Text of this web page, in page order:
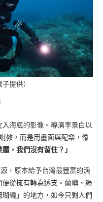
提供）
海底的影像。導演李景白以
教，而是用畫面與配樂，像
，我們沒有留住？」
，原本給予台灣最豐富的漁
從擁有轉為透支。蘭嶼、綠
繞」的地方，如今只剩人們